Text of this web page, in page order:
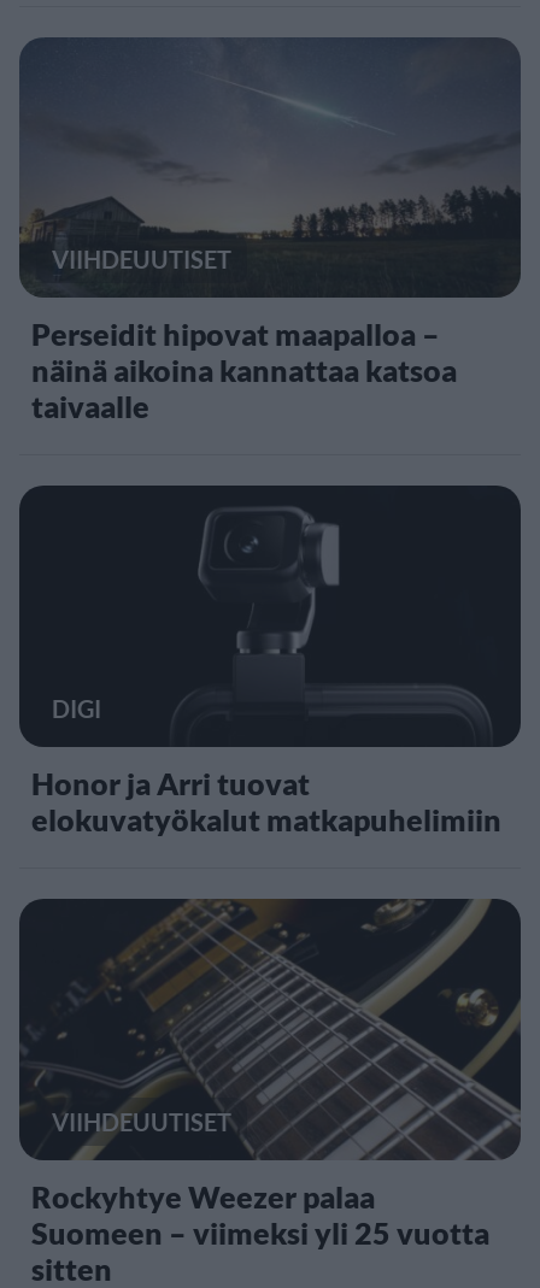
VIIHDEUUTISET
Perseidit hipovat maapalloa –
näinä aikoina kannattaa katsoa
taivaalle
DIGI
Honor ja Arri tuovat
elokuvatyökalut matkapuhelimiin
VIIHDEUUTISET
Rockyhtye Weezer palaa
Suomeen – viimeksi yli 25 vuotta
sitten